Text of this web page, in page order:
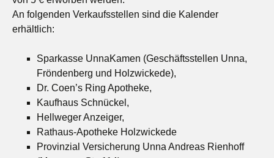
An folgenden Verkaufsstellen sind die Kalender
erhältlich:
Sparkasse UnnaKamen (Geschäftsstellen Unna,
Fröndenberg und Holzwickede),
Dr. Coen’s Ring Apotheke,
Kaufhaus Schnückel,
Hellweger Anzeiger,
Rathaus-Apotheke Holzwickede
Provinzial Versicherung Unna Andreas Rienhoff